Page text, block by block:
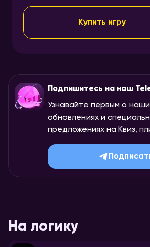
Купить игру
Подпишитесь на наш
Узнавайте первым о
обновлениях и
предложениях на Квиз,
На логику